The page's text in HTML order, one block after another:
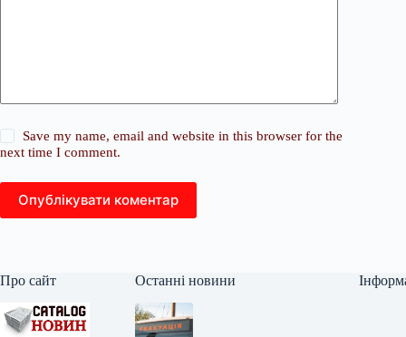
Save my name, email and website in this browser for the
next time I comment.
Опублікувати коментар
Про сайт Останні новини